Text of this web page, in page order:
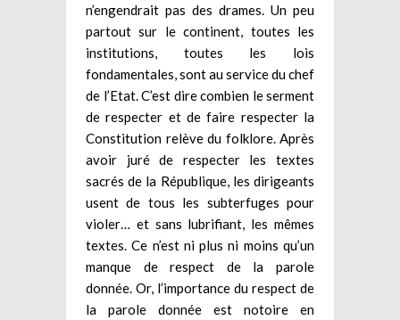
n’engendrait pas des drames. Un peu
partout sur le continent, toutes les
institutions, toutes les lois
fondamentales, sont au service du chef
de l’Etat. C’est dire combien le serment
de respecter et de faire respecter la
Constitution relève du folklore. Après
avoir juré de respecter les textes
sacrés de la République, les dirigeants
usent de tous les subterfuges pour
violer… et sans lubrifiant, les mêmes
textes. Ce n’est ni plus ni moins qu’un
manque de respect de la parole
donnée. Or, l’importance du respect de
la parole donnée est notoire en